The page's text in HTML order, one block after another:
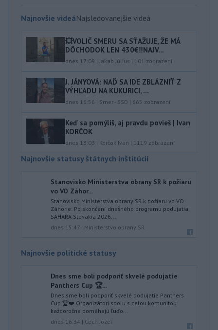
Najnovšie videáNajsledovanejšie videá
💥VOLIČ SMERU SA SŤAŽUJE, ŽE MÁ
DÔCHODOK LEN 430€‼️NAJV...
dnes 17:09 |Jakab Július | 101 zobrazení
J. JÁNYOVÁ: NAĎ SA IDE ZBLÁZNIŤ Z
VÝHĽADU NA KUKURICI, ...
dnes 16:56 | Smer - SSD | 665 zobrazení
Keď sa pomýliš, aj pravdu povieš | Ivan
KORČOK
dnes 13:03 | Korčok Ivan | 1119 zobrazení
Najnovšie statusy štátnych inštitúcií
Stanovisko Ministerstva obrany SR k požiaru
vo VO Záhor...
Stanovisko Ministerstva obrany SR k požiaru vo VO
Záhorie: Po skončení dnešného programu podujatia
SAHARA Slovakia 2026...
dnes 15:47 | Ministerstvo obrany SR
Najnovšie politické statusy
Dnes sme boli podporiť skvelé podujatie
Panthers Cup 🏆...
Dnes sme boli podporiť skvelé podujatie Panthers
Cup 🏆❤️ Organizátori spolu s celou komunitou
každoročne pomáhajú ľuďo...
dnes 16:34 | Cech Jozef